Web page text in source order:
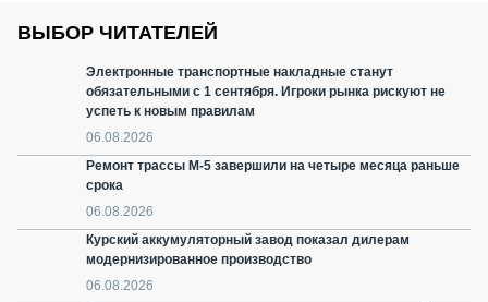
ВЫБОР ЧИТАТЕЛЕЙ
Электронные транспортные накладные станут
обязательными с 1 сентября. Игроки рынка рискуют не
успеть к новым правилам
06.08.2026
Ремонт трассы М-5 завершили на четыре месяца раньше
срока
06.08.2026
Курский аккумуляторный завод показал дилерам
модернизированное производство
06.08.2026